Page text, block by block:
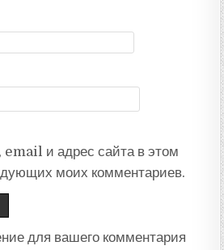
и адрес сайта в этом
моих комментариев.
для вашего комментария